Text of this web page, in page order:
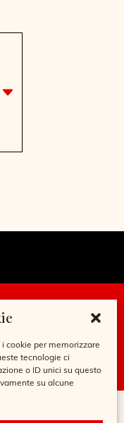
cookie per memorizzare
tecnologie ci
o ID unici su questo
su alcune
LA